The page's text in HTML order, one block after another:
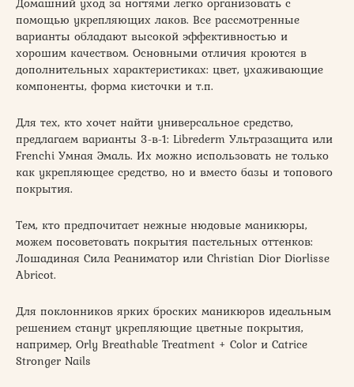
помощью укрепляющих лаков. Все рассмотренные
варианты обладают высокой эффективностью и
хорошим качеством. Основными отличия кроются в
дополнительных характеристиках: цвет, ухаживающие
компоненты, форма кисточки и т.п.
Для тех, кто хочет найти универсальное средство,
предлагаем варианты 3-в-1: Librederm Ультразащита или
Frenchi Умная Эмаль. Их можно использовать не только
как укрепляющее средство, но и вместо базы и топового
покрытия.
Тем, кто предпочитает нежные нюдовые маникюры,
можем посоветовать покрытия пастельных оттенков:
Лошадиная Сила Реаниматор или Christian Dior Diorlisse
Abricot.
Для поклонников ярких броских маникюров идеальным
решением станут укрепляющие цветные покрытия,
например, Orly Breathable Treatment + Color и Catrice
Stronger Nails